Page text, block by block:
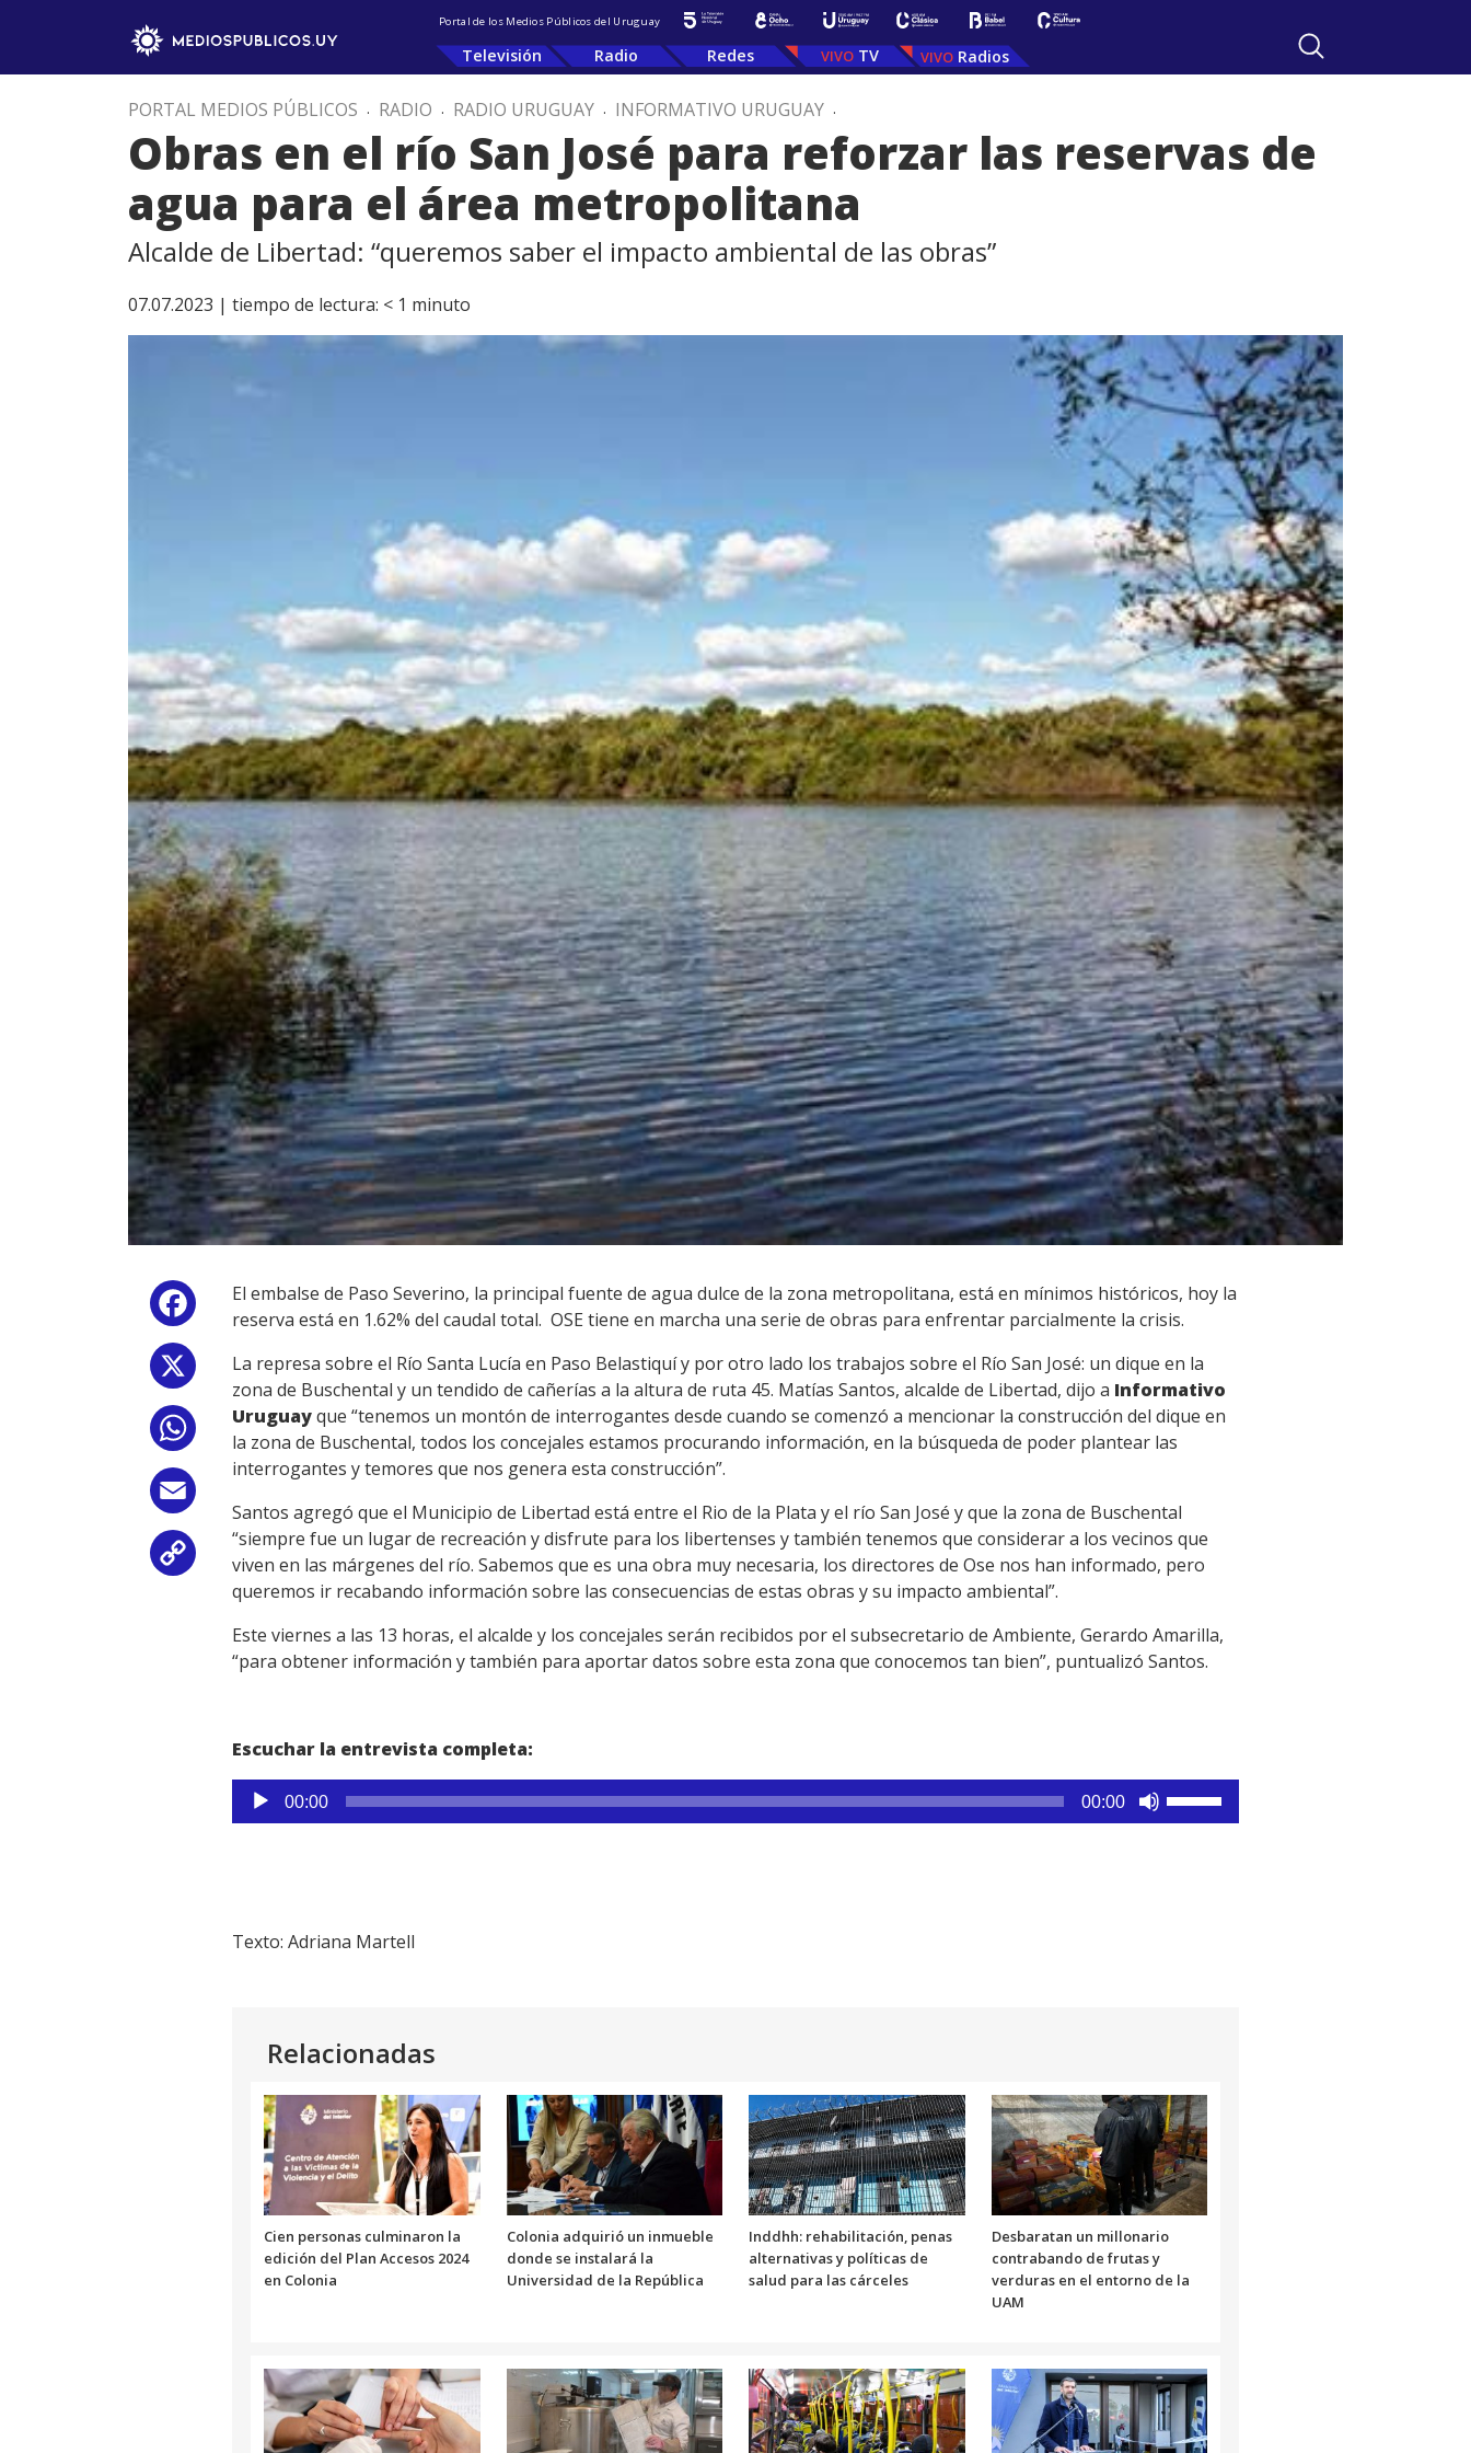
Portal de los Medios Públicos del Uruguay
Televisión Radio Redes TV Radios
PORTAL MEDIOS PÚBLICOS . RADIO . RADIO URUGUAY . INFORMATIVO URUGUAY .
Obras en el río San José para reforzar las reservas de
agua para el área metropolitana
Alcalde de Libertad: “queremos saber el impacto ambiental de las obras”
07.07.2023 | tiempo de lectura: < 1 minuto
Facebook
WhatsApp
Copy
Link
El embalse de Paso Severino, la principal fuente de agua dulce de la zona metropolitana, está en mínimos históricos, hoy la
reserva está en 1.62% del caudal total. OSE tiene en marcha una serie de obras para enfrentar parcialmente la crisis.
La represa sobre el Río Santa Lucía en Paso Belastiquí y por otro lado los trabajos sobre el Río San José: un dique en la
zona de Buschental y un tendido de cañerías a la altura de ruta 45. Matías Santos, alcalde de Libertad, dijo a Informativo
Uruguayque “tenemos un montón de interrogantes desde cuando se comenzó a mencionar la construcción del dique en
la zona de Buschental, todos los concejales estamos procurando información, en la búsqueda de poder plantear las
interrogantes y temores que nos genera esta construcción”.
Santos agregó que el Municipio de Libertad está entre el Rio de la Plata y el río San José y que la zona de Buschental
“siempre fue un lugar de recreación y disfrute para los libertenses y también tenemos que considerar a los vecinos que
viven en las márgenes del río. Sabemos que es una obra muy necesaria, los directores de Ose nos han informado, pero
queremos ir recabando información sobre las consecuencias de estas obras y su impacto ambiental”.
Este viernes a las 13 horas, el alcalde y los concejales serán recibidos por el subsecretario de Ambiente, Gerardo Amarilla,
“para obtener información y también para aportar datos sobre esta zona que conocemos tan bien”, puntualizó Santos.
Escuchar la entrevista completa:
Reproductor
de
00:00 00:00
Texto: Adriana Martell
Relacionadas
Cien personas culminaron la
edición del Plan Accesos 2024
en Colonia
Colonia adquirió un inmueble
donde se instalará la
Universidad de la República
Inddhh: rehabilitación, penas
alternativas y políticas de
salud para las cárceles
Desbaratan un millonario
contrabando de frutas y
verduras en el entorno de la
UAM